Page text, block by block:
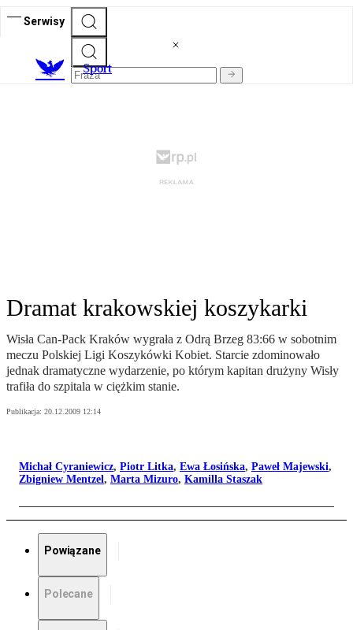
Serwisy
Sport
Dramat krakowskiej koszykarki
Wisła Can-Pack Kraków wygrała z Odrą Brzeg 83:66 w sobotnim
meczu Polskiej Ligi Koszykówki Kobiet. Starcie zdominowało
jednak dramatyczne wydarzenie, po którym kapitan drużyny Wisły
trafiła do szpitala w ciężkim stanie.
Publikacja: 20.12.2009 12:14
Michał Cyraniewicz, Piotr Litka, Ewa Łosińska, Paweł Majewski,
Zbigniew Mentzel, Marta Mizuro, Kamilla Staszak
Powiązane
Polecane